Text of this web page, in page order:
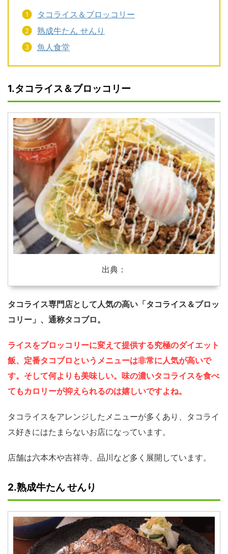
タコライス＆ブロッコリー
熟成牛たん せんり
魚人食堂
1.タコライス＆ブロッコリー
出典：
タコライス専門店として人気の高い「タコライス＆ブロッ
コリー」、通称タコブロ。
ライスをブロッコリーに変えて提供する究極のダイエット
飯、定番タコブロというメニューは非常に人気が高いで
す。そして何よりも美味しい。味の濃いタコライスを食べ
てもカロリーが抑えられるのは嬉しいですよね。
タコライスをアレンジしたメニューが多くあり、タコライ
ス好きにはたまらないお店になっています。
店舗は六本木や吉祥寺、品川など多く展開しています。
2.熟成牛たん せんり